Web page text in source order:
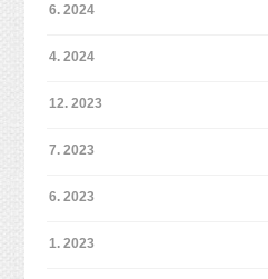
6. 2024
4. 2024
12. 2023
7. 2023
6. 2023
1. 2023